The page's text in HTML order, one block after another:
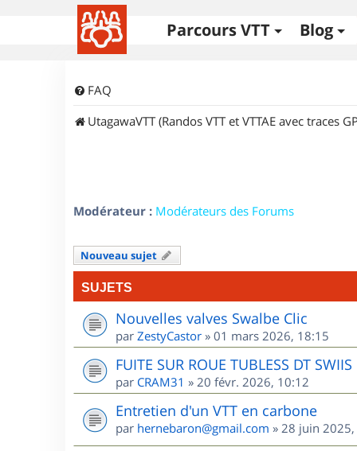
Parcours VTT Blog
FAQ
UtagawaVTT (Randos VTT et VTTAE avec traces
Modérateur : Modérateurs des Forums
Nouveau sujet
SUJETS
Nouvelles valves Swalbe Clic
par ZestyCastor » 01 mars 2026, 18:15
FUITE SUR ROUE TUBLESS DT
par CRAM31 » 20 févr. 2026, 10:12
Entretien d'un VTT en carbone
par hernebaron@gmail.com » 28 juin 2025,